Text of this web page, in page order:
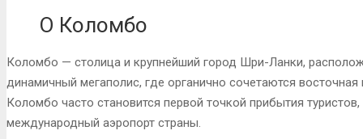
О Коломбо
Коломбо — столица и крупнейший город Шри-Ланки,
динамичный мегаполис, где органично сочетаются
Коломбо часто становится первой точкой прибытия
международный аэропорт страны.